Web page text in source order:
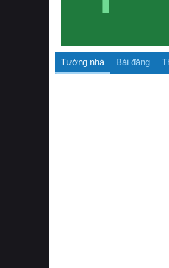
Tường nhà Bài đăng